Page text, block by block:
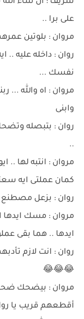
على برا ..
مروان : بلوتين
روان : داخله عليه ..
نفسك ...
مروان : اه والله ...
وابنى
روان : بتبصله
..
مروان : انتبه لها ..
كمان عملتى ايه
روان : بزعل مصطنع
مروان : مسك ايدها
ايدها .. هما بقى
روان : انت لازم
😂😂😂
مروان : بيضحك
أقطعهم قريب يا